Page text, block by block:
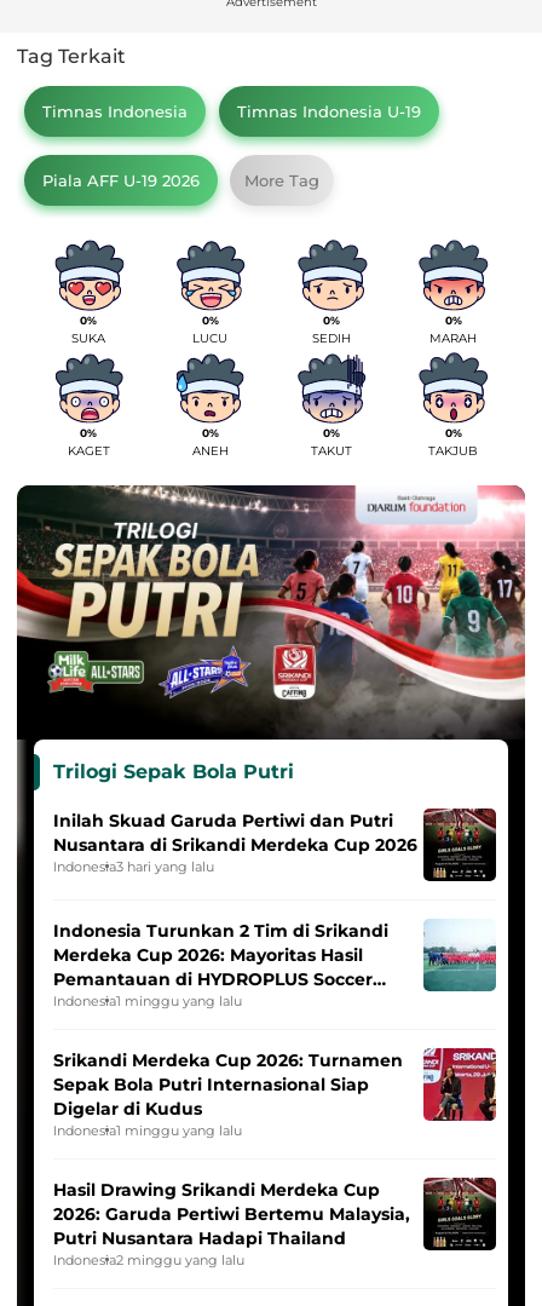
Tag Terkait
Timnas Indonesia Timnas Indonesia U-19
Piala AFF U-19 2026 More Tag
0%
SUKA
0%
LUCU
0%
SEDIH
0%
MARAH
0%
KAGET
0%
ANEH
0%
TAKUT
0%
TAKJUB
Trilogi Sepak Bola Putri
Inilah Skuad Garuda Pertiwi dan Putri
Nusantara di Srikandi Merdeka Cup 2026
Indonesia3 hari yang lalu
Indonesia Turunkan 2 Tim di Srikandi
Merdeka Cup 2026: Mayoritas Hasil
Pemantauan di HYDROPLUS Soccer
League
Indonesia1 minggu yang lalu
Srikandi Merdeka Cup 2026: Turnamen
Sepak Bola Putri Internasional Siap
Digelar di Kudus
Indonesia1 minggu yang lalu
Hasil Drawing Srikandi Merdeka Cup
2026: Garuda Pertiwi Bertemu Malaysia,
Putri Nusantara Hadapi Thailand
Indonesia2 minggu yang lalu